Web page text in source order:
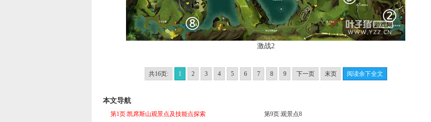
激战2
共16页: 1 2 3 4 5 6 7 8 9 下一页 末页 阅读余下全文
本文导航
第1页:凯席斯山观景点及技能点探索
第9页:观景点8